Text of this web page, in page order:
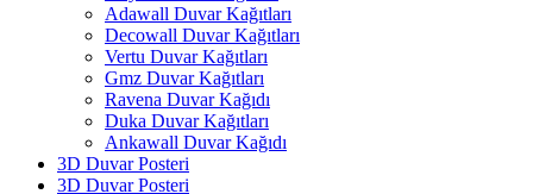
Adawall Duvar Kağıtları
Decowall Duvar Kağıtları
Vertu Duvar Kağıtları
Gmz Duvar Kağıtları
Ravena Duvar Kağıdı
Duka Duvar Kağıtları
Ankawall Duvar Kağıdı
3D Duvar Posteri
3D Duvar Posteri